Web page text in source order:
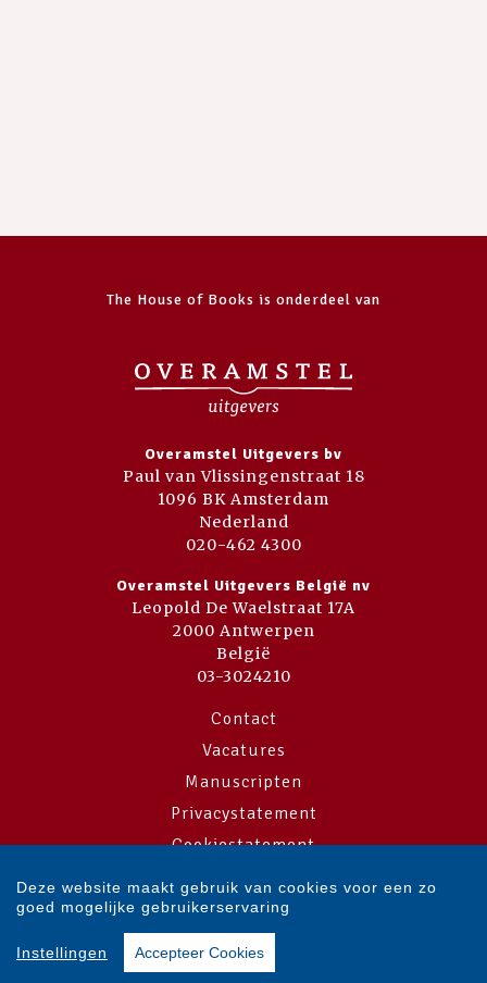
The House of Books is onderdeel van
Overamstel Uitgevers bv
Paul van Vlissingenstraat 18
1096 BK Amsterdam
Nederland
020-462 4300
Overamstel Uitgevers België nv
Leopold De Waelstraat 17A
2000 Antwerpen
België
03-3024210
Contact
Vacatures
Manuscripten
Privacystatement
Cookiestatement
Cookie-instellingen
Copyright © 2007-2026 Overamstel Uitgevers - Alle rechten voorbehouden
- Ontwerp door
Deze website maakt gebruik van cookies voor een zo
goed mogelijke gebruikerservaring
Instellingen Accepteer Cookies